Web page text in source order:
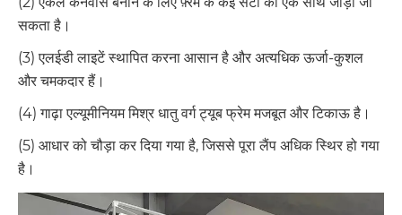
सकता है।
(3) एलईडी लाइटें स्थापित करना आसान है और अत्यधिक ऊर्जा-कुशल
और चमकदार हैं।
(4) गाढ़ा एल्यूमीनियम मिश्र धातु वर्ग ट्यूब फ्रेम मजबूत और टिकाऊ है।
(5) आधार को चौड़ा कर दिया गया है, जिससे पूरा लैंप अधिक स्थिर हो गया
है।